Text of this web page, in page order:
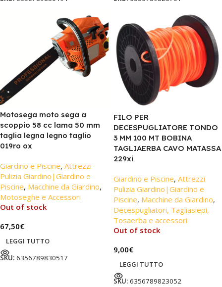
Motosega moto sega a
scoppio 58 cc lama 50 mm
taglia legna legno taglio
019ro ox
Giardino e Piscine, Attrezzi
Pulizia Giardino|Giardino e
Piscine, Macchine da Giardino,
Motoseghe e Accessori
Out of stock
67,50€
LEGGI TUTTO
SKU: 6356789830517
FILO PER
DECESPUGLIATORE TONDO
3 MM 100 MT BOBINA
TAGLIAERBA CAVO MATASSA
229xi
Giardino e Piscine, Attrezzi
Pulizia Giardino|Giardino e
Piscine, Macchine da Giardino,
Decespugliatori, Tagliasiepi,
Tosaerba e accessori
Out of stock
9,00€
LEGGI TUTTO
SKU: 6356789823052